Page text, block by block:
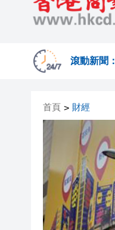
滾動新聞：
首頁 > 財經